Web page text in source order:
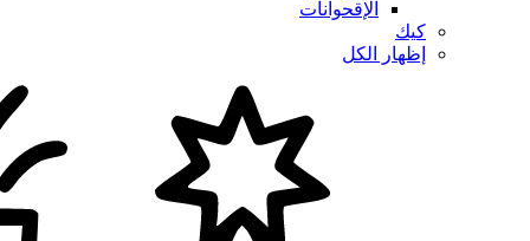
الإقحوانات
كيك
إظهار الكل